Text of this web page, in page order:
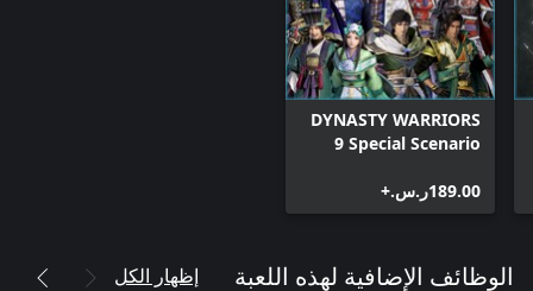
DYNASTY WARRIORS
9 Special Scenario
‪ر.س.‏‎189.00‬+
الوظائف الإضافية لهذه اللعبة إظهار الكل